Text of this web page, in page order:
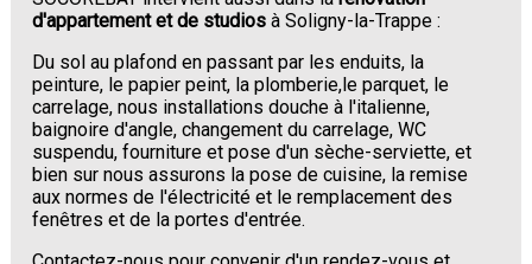
d'appartement et de studios à Soligny-la-Trappe :
Du sol au plafond en passant par les enduits, la
peinture, le papier peint, la plomberie,le parquet, le
carrelage, nous installations douche à l'italienne,
baignoire d'angle, changement du carrelage, WC
suspendu, fourniture et pose d'un sèche-serviette, et
bien sur nous assurons la pose de cuisine, la remise
aux normes de l'électricité et le remplacement des
fenêtres et de la portes d'entrée.